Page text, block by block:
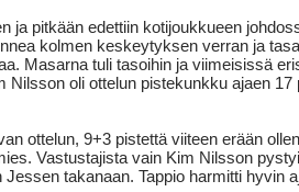
ja pitkään edettiin kotijoukkueen
kolmen keskeytyksen verran ja
Masarna tuli tasoihin ja viimeisissä
Nilsson oli ottelun pistekunkku ajaen 17
ottelun, 9+3 pistettä viiteen erään ollen
Vastustajista vain Kim Nilsson
takanaan. Tappio harmitti hyvin